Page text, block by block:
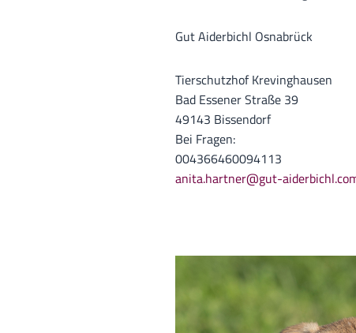
Gut Aiderbichl Osnabrück
Tierschutzhof Krevinghausen
Bad Essener Straße 39
49143 Bissendorf
Bei Fragen:
004366460094113
anita.hartner@gut-